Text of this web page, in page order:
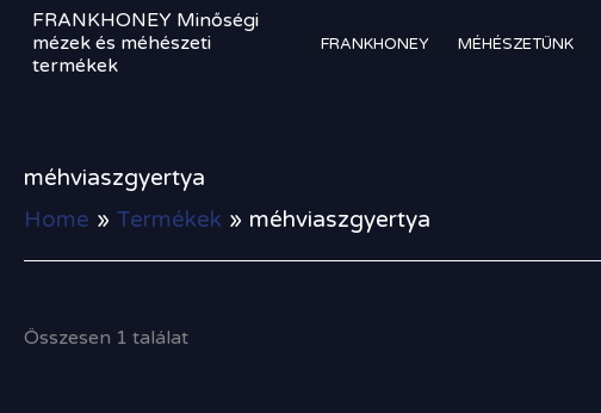
Skip
content
FRANKHONEY Minőségi
mézek és méhészeti
termékek
FRANKHONEY MÉHÉSZETÜNK
méhviaszgyertya
Home
Termékek méhviaszgyertya
Összesen 1 találat